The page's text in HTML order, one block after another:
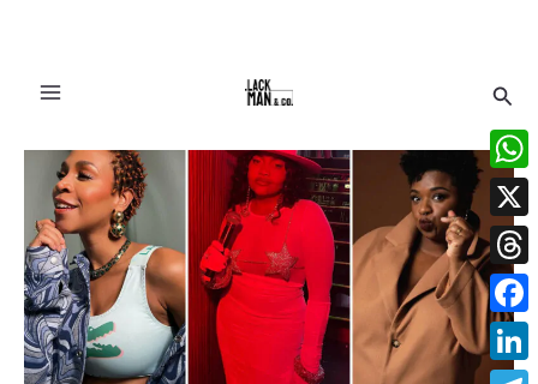
conteúdo
Five:
corre
que
dá
tempo
de
X